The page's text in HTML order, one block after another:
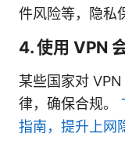
件风险等，隐私
4. 使用 VPN
某些国家对
律，确保合规。
指南，提升上网